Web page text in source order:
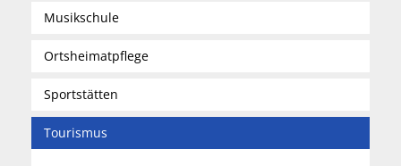
Musikschule
Ortsheimatpflege
Sportstätten
Tourismus